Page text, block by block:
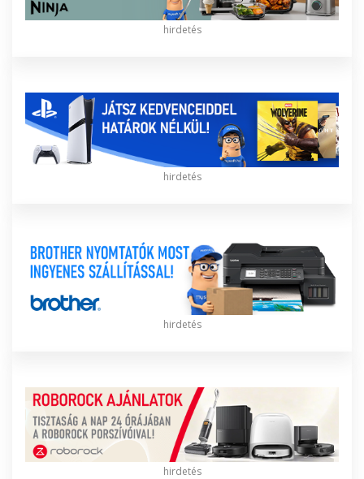
hirdetés
hirdetés
hirdetés
hirdetés